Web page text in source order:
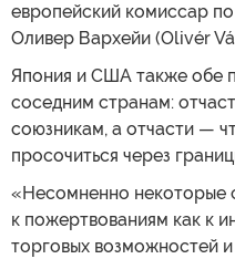
европейский комиссар
Оливер Вархейи (Olivér
Япония и США также обе
соседним странам:
союзникам, а отчасти —
просочиться через
«Несомненно некоторые
к пожертвованиям как к
торговых возможностей